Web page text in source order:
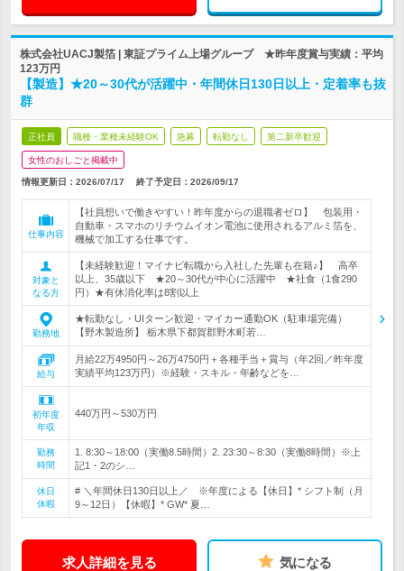
株式会社UACJ製箔 | 東証プライム上場グループ ★昨年度賞与実績：平均
123万円
【製造】★20～30代が活躍中・年間休日130日以上・定着率も抜
群
正社員 職種・業種未経験OK 急募 転勤なし 第二新卒歓迎
女性のおしごと掲載中
情報更新日：2026/07/17 終了予定日： 2026/09/17
仕事内容
【社員想いで働きやすい！昨年度からの退職者ゼロ】 包装用・
自動車・スマホのリチウムイオン電池に使用されるアルミ箔を、
機械で加工する仕事です。
対象と
なる方
【未経験歓迎！マイナビ転職から入社した先輩も在籍♪】 高卒
以上、35歳以下 ★20～30代が中心に活躍中 ★社食（1食290
円）★有休消化率は8割以上
勤務地
★転勤なし・UIターン歓迎・マイカー通勤OK（駐車場完備）
【野木製造所】 栃木県下都賀郡野木町若…
給与
月給22万4950円～26万4750円＋各種手当＋賞与（年2回／昨年度
実績平均123万円）※経験・スキル・年齢などを…
初年度
年収
440万円～530万円
勤務
時間
1. 8:30～18:00（実働8.5時間）2. 23:30～8:30（実働8時間）※上
記1・2のシ…
休日
休暇
# ＼年間休日130日以上／ ※年度による【休日】* シフト制（月
9～12日）【休暇】* GW* 夏…
求人詳細を見る 気になる